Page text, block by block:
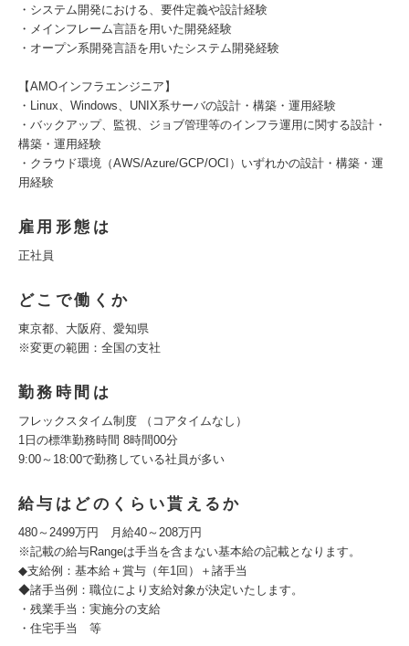
・システム開発における、要件定義や設計経験
・メインフレーム言語を用いた開発経験
・オープン系開発言語を用いたシステム開発経験
【AMOインフラエンジニア】
・Linux、Windows、UNIX系サーバの設計・構築・運用経験
・バックアップ、監視、ジョブ管理等のインフラ運用に関する設計・
構築・運用経験
・クラウド環境（AWS/Azure/GCP/OCI）いずれかの設計・構築・運
用経験
雇用形態は
正社員
どこで働くか
東京都、大阪府、愛知県
※変更の範囲：全国の支社
勤務時間は
フレックスタイム制度 （コアタイムなし）
1日の標準勤務時間 8時間00分
9:00～18:00で勤務している社員が多い
給与はどのくらい貰えるか
480～2499万円 月給40～208万円
※記載の給与Rangeは手当を含まない基本給の記載となります。
◆支給例：基本給＋賞与（年1回）＋諸手当
◆諸手当例：職位により支給対象が決定いたします。
・残業手当：実施分の支給
・住宅手当 等